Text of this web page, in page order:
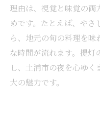
理由は、視覚と味覚の両
めです。たとえば、や
ら、地元の旬の料理を
な時間が流れます。提灯
し、土浦市の夜を心ゆ
大の魅力です。